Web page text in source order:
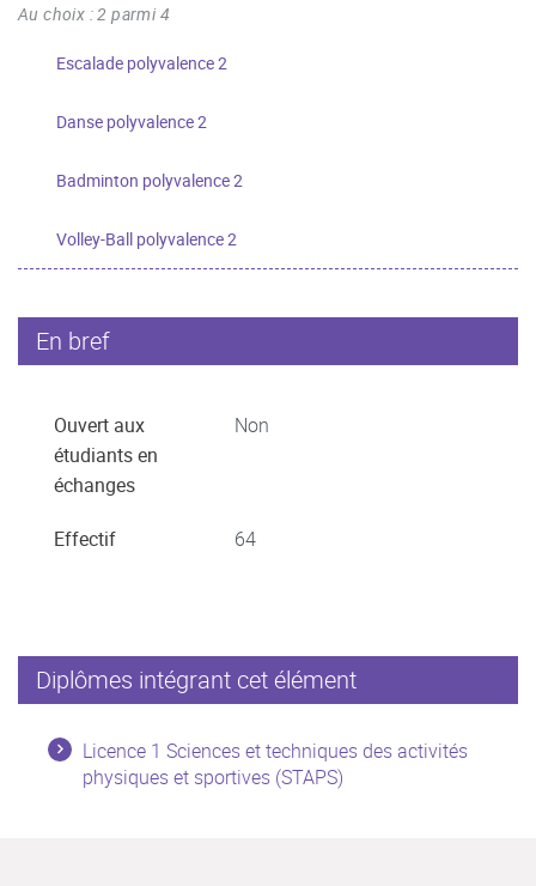
Au choix : 2 parmi 4
Escalade polyvalence 2
Danse polyvalence 2
Badminton polyvalence 2
Volley-Ball polyvalence 2
En bref
Ouvert aux
étudiants en
échanges
Non
Effectif 64
Diplômes intégrant cet élément
Licence 1 Sciences et techniques des activités
physiques et sportives (STAPS)